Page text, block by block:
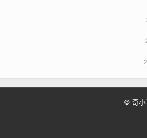
© 奇小